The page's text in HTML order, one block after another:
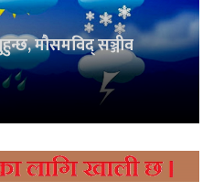
मौसमविद् सञ्जीव